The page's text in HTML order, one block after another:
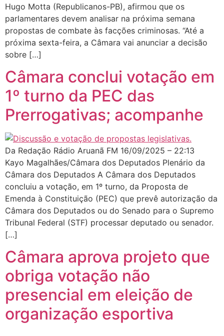
Hugo Motta (Republicanos-PB), afirmou que os
parlamentares devem analisar na próxima semana
propostas de combate às facções criminosas. “Até a
próxima sexta-feira, a Câmara vai anunciar a decisão
sobre […]
Câmara conclui votação em
1º turno da PEC das
Prerrogativas; acompanhe
Da Redação Rádio Aruanã FM 16/09/2025 – 22:13
Kayo Magalhães/Câmara dos Deputados Plenário da
Câmara dos Deputados A Câmara dos Deputados
concluiu a votação, em 1º turno, da Proposta de
Emenda à Constituição (PEC) que prevê autorização da
Câmara dos Deputados ou do Senado para o Supremo
Tribunal Federal (STF) processar deputado ou senador.
[…]
Câmara aprova projeto que
obriga votação não
presencial em eleição de
organização esportiva